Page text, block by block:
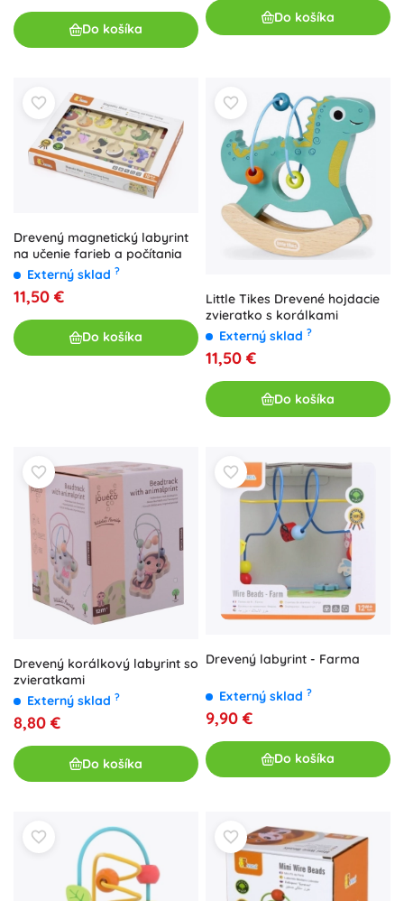
Do košíka
Do košíka
Drevený magnetický labyrint
na učenie farieb a počítania
Externý sklad ?
11,50 €
Do košíka
Little Tikes Drevené hojdacie
zvieratko s korálkami
Externý sklad ?
11,50 €
Do košíka
Drevený korálkový labyrint so
zvieratkami
Externý sklad ?
8,80 €
Do košíka
Drevený labyrint - Farma
Externý sklad ?
9,90 €
Do košíka